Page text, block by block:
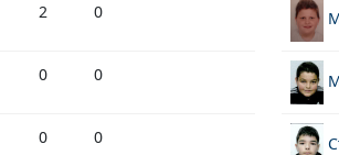
2 0
0 0
0 0